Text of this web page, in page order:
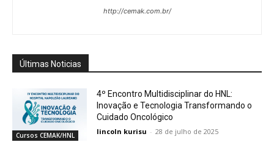
http://cemak.com.br/
Últimas Noticias
Cursos CEMAK/HNL
4º Encontro Multidisciplinar do HNL:
Inovação e Tecnologia Transformando o
Cuidado Oncológico
lincoln kurisu - 28 de julho de 2025